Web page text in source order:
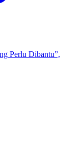
Perlu Dibantu”,